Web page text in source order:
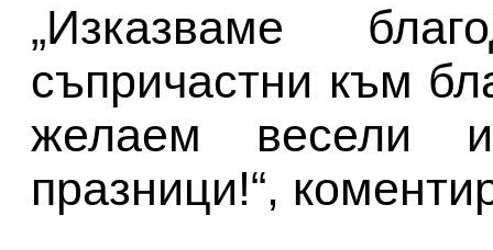
„Изказваме
съпричастни към
желаем весели и
празници!“,